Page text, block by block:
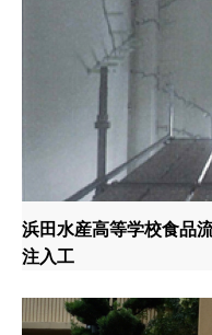
浜田水産高等学校食品
注入工